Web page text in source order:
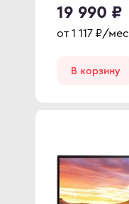
19 990 ₽
от 1 117 ₽/мес
В корзину